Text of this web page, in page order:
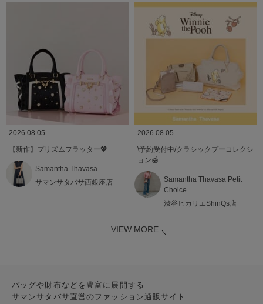
2026.08.05
【新作】プリズムフラッター💖
Samantha Thavasa
サマンサタバサ西銀座店
2026.08.05
\予約受付中/クラシックプーコレクシ
ョン🍯
Samantha Thavasa Petit
Choice
渋谷ヒカリエShinQs店
VIEW MORE
バッグや財布などを豊富に展開する
サマンサタバサ直営のファッション通販サイト